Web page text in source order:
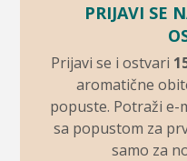
PRIJAVI SE
Prijavi se i ostvari
aromatične
popuste. Potraži e-
sa popustom za
samo za